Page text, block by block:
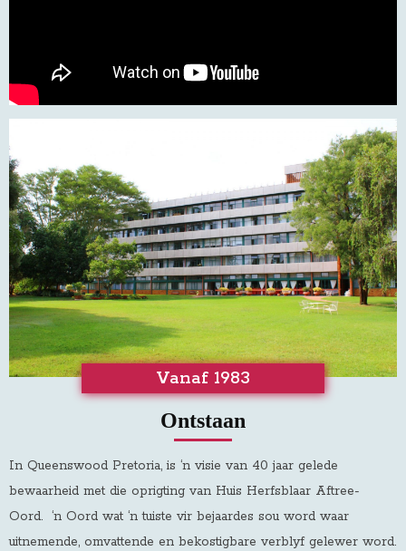
Vanaf 1983
Ontstaan
In Queenswood Pretoria, is ‘n visie van 40 jaar gelede
bewaarheid met die oprigting van Huis Herfsblaar Aftree-
Oord. ‘n Oord wat ‘n tuiste vir bejaardes sou word waar
uitnemende, omvattende en bekostigbare verblyf gelewer word.